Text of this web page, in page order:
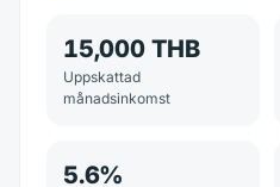
15,000 THB
Uppskattad
månadsinkomst
5.6%